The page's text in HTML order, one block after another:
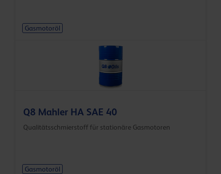
Gasmotoröl
Q8 Mahler HA SAE 40
Qualitätsschmierstoff für stationäre Gasmotoren
Gasmotoröl